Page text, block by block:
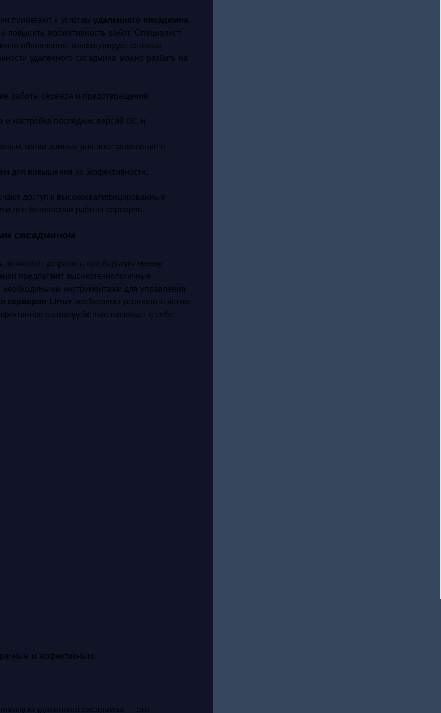
прибегают к услугам удаленного сисадмина.
повысить эффективность работ. Специалист
обновления, конфигурирует сетевые
удаленного сисадмина можно разбить на
работы сервера и предотвращение
и настройка последних версий ОС и
копий данных для восстановления в
для повышения их эффективности.
доступ к высококвалифицированным
для безопасной работы серверов.
сисадмином
устранить все барьеры между
предлагают высокотехнологичные
инструментами для управления
серверов Linux необходимо установить четкие
взаимодействие включает в себя:
и эффективным.
удаленного сисадмина — это